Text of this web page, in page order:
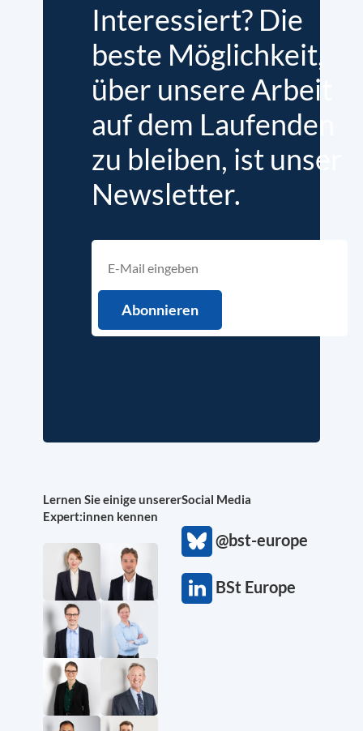
Interessiert? Die
beste Möglichkeit,
über unsere Arbeit
auf dem Laufenden
zu bleiben, ist unser
Newsletter.
Lernen Sie einige unserer
Expert:innen kennen
Social Media
@bst-europe
BSt Europe